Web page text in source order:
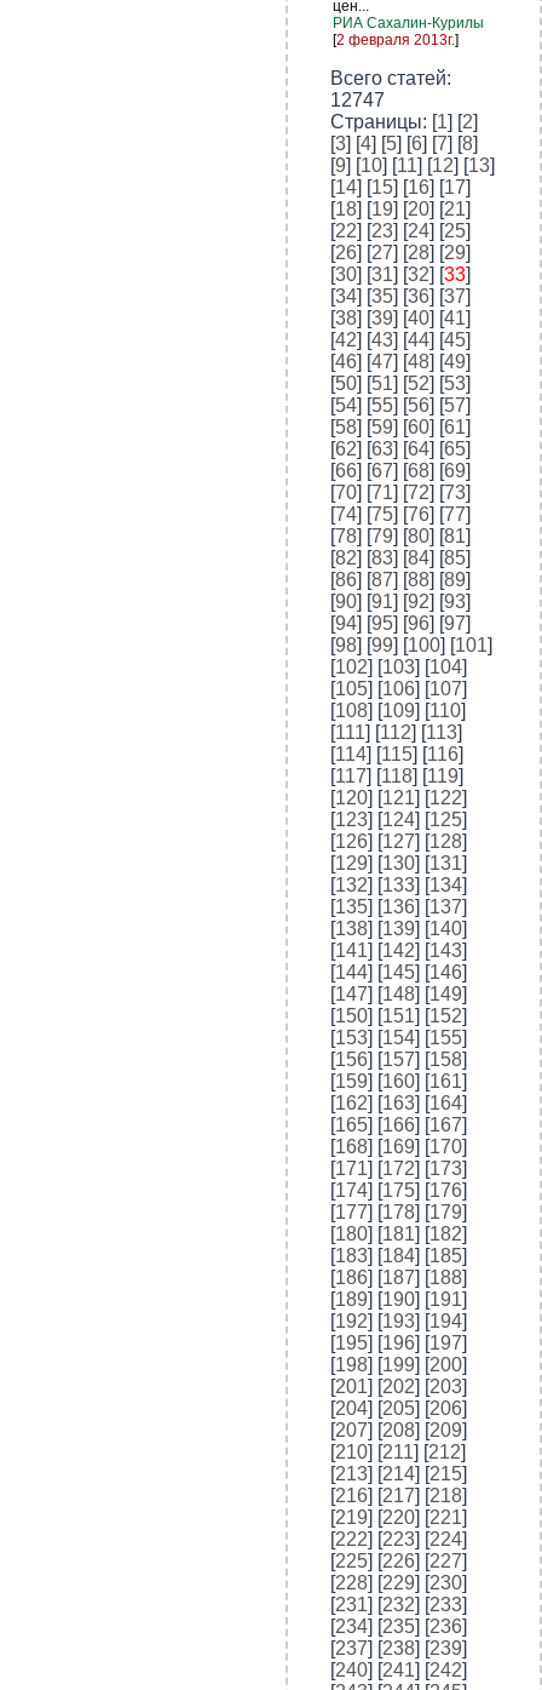
цен...
РИА Сахалин-Курилы
[2 февраля 2013г.]
Всего статей:
12747
Cтраницы: [1] [2]
[3] [4] [5] [6] [7] [8]
[9] [10] [11] [12] [13]
[14] [15] [16] [17]
[18] [19] [20] [21]
[22] [23] [24] [25]
[26] [27] [28] [29]
[30] [31] [32] [33]
[34] [35] [36] [37]
[38] [39] [40] [41]
[42] [43] [44] [45]
[46] [47] [48] [49]
[50] [51] [52] [53]
[54] [55] [56] [57]
[58] [59] [60] [61]
[62] [63] [64] [65]
[66] [67] [68] [69]
[70] [71] [72] [73]
[74] [75] [76] [77]
[78] [79] [80] [81]
[82] [83] [84] [85]
[86] [87] [88] [89]
[90] [91] [92] [93]
[94] [95] [96] [97]
[98] [99] [100] [101]
[102] [103] [104]
[105] [106] [107]
[108] [109] [110]
[111] [112] [113]
[114] [115] [116]
[117] [118] [119]
[120] [121] [122]
[123] [124] [125]
[126] [127] [128]
[129] [130] [131]
[132] [133] [134]
[135] [136] [137]
[138] [139] [140]
[141] [142] [143]
[144] [145] [146]
[147] [148] [149]
[150] [151] [152]
[153] [154] [155]
[156] [157] [158]
[159] [160] [161]
[162] [163] [164]
[165] [166] [167]
[168] [169] [170]
[171] [172] [173]
[174] [175] [176]
[177] [178] [179]
[180] [181] [182]
[183] [184] [185]
[186] [187] [188]
[189] [190] [191]
[192] [193] [194]
[195] [196] [197]
[198] [199] [200]
[201] [202] [203]
[204] [205] [206]
[207] [208] [209]
[210] [211] [212]
[213] [214] [215]
[216] [217] [218]
[219] [220] [221]
[222] [223] [224]
[225] [226] [227]
[228] [229] [230]
[231] [232] [233]
[234] [235] [236]
[237] [238] [239]
[240] [241] [242]